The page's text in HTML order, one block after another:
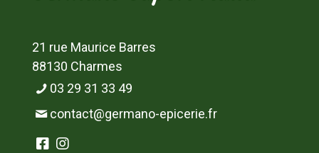
21 rue Maurice Barres
88130 Charmes
03 29 31 33 49
contact@germano-epicerie.fr